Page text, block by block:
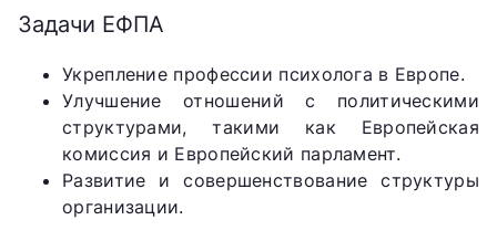
Задачи ЕФПА
Укрепление профессии психолога в Европе.
Улучшение отношений с политическими
структурами, такими как Европейская
комиссия и Европейский парламент.
Развитие и совершенствование структуры
организации.